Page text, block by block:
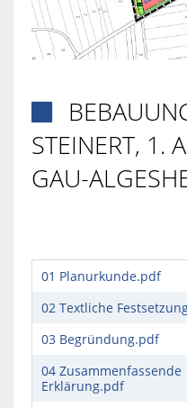
STEINERT, 1.
GAU-
01 Planurkunde.pdf
02 Textliche
03 Begründung.pdf
04 Zusammenfassende
Erklärung.pdf